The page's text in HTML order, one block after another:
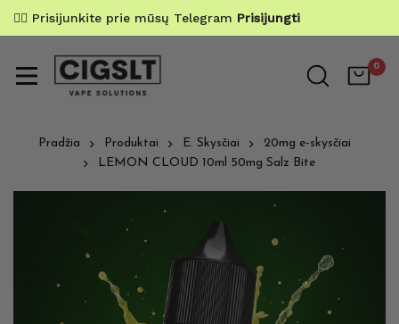
✌🏼 Prisijunkite prie mūsų Telegram Prisijungti
0
Pradžia Produktai E. Skysčiai
20mg e-skysčiai
LEMON CLOUD 10ml 50mg Salz Bite